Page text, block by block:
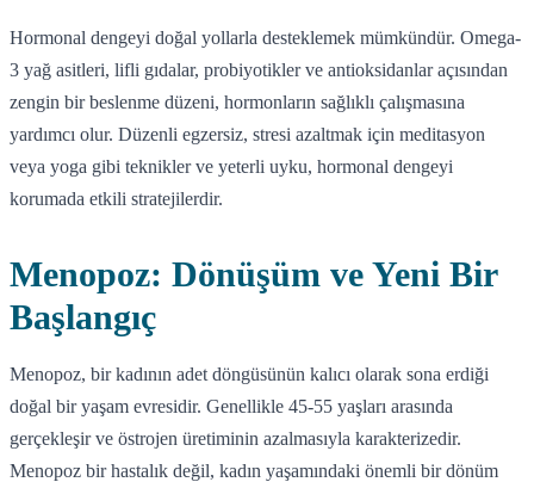
Hormonal dengeyi doğal yollarla desteklemek mümkündür. Omega-
3 yağ asitleri, lifli gıdalar, probiyotikler ve antioksidanlar açısından
zengin bir beslenme düzeni, hormonların sağlıklı çalışmasına
yardımcı olur. Düzenli egzersiz, stresi azaltmak için meditasyon
veya yoga gibi teknikler ve yeterli uyku, hormonal dengeyi
korumada etkili stratejilerdir.
Menopoz: Dönüşüm ve Yeni Bir
Başlangıç
Menopoz, bir kadının adet döngüsünün kalıcı olarak sona erdiği
doğal bir yaşam evresidir. Genellikle 45-55 yaşları arasında
gerçekleşir ve östrojen üretiminin azalmasıyla karakterizedir.
Menopoz bir hastalık değil, kadın yaşamındaki önemli bir dönüm